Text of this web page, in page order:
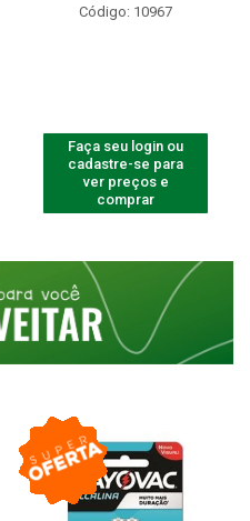
Código: 10967
Faça seu login ou
cadastre-se para
ver preços e
comprar